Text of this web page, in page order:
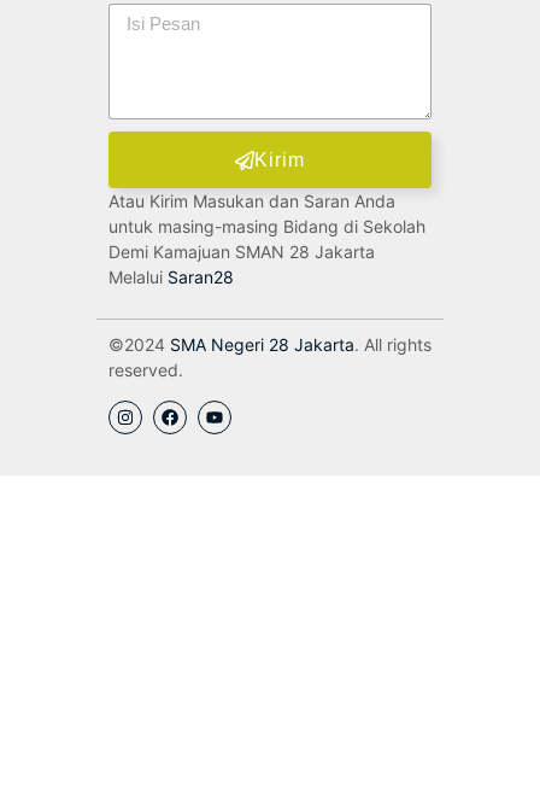
Kirim
Atau Kirim Masukan dan Saran Anda
untuk masing-masing Bidang di Sekolah
Demi Kamajuan SMAN 28 Jakarta
Melalui Saran28
©2024 SMA Negeri 28 Jakarta. All rights
reserved.